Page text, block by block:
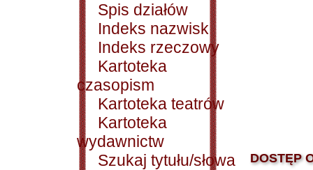
Spis działów
Indeks nazwisk
Indeks rzeczowy
Kartoteka
czasopism
Kartoteka teatrów
Kartoteka
wydawnictw
Szukaj tytułu/słowa
DOSTĘP